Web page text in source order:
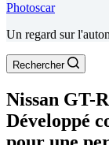
Photoscar
Un regard sur
Rechercher
Nissan GT-
Développé